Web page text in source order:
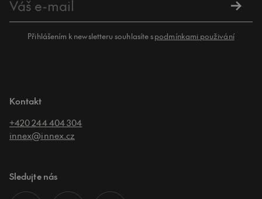
Přihlášením k newsletteru souhlasíte spodmínkami použivání
Kontakt
+420 244 404 304
innex@innex.cz
Sledujte nás